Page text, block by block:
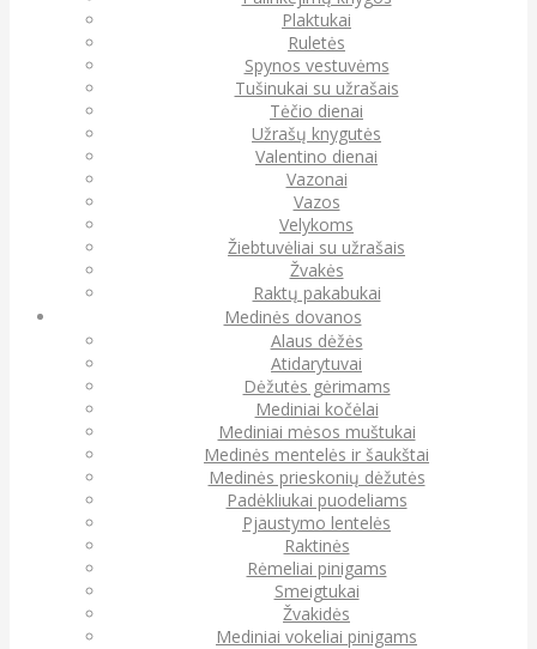
Plaktukai
Ruletės
Spynos vestuvėms
Tušinukai su užrašais
Tėčio dienai
Užrašų knygutės
Valentino dienai
Vazonai
Vazos
Velykoms
Žiebtuvėliai su užrašais
Žvakės
Raktų pakabukai
Medinės dovanos
Alaus dėžės
Atidarytuvai
Dėžutės gėrimams
Mediniai kočėlai
Mediniai mėsos muštukai
Medinės mentelės ir šaukštai
Medinės prieskonių dėžutės
Padėkliukai puodeliams
Pjaustymo lentelės
Raktinės
Rėmeliai pinigams
Smeigtukai
Žvakidės
Mediniai vokeliai pinigams